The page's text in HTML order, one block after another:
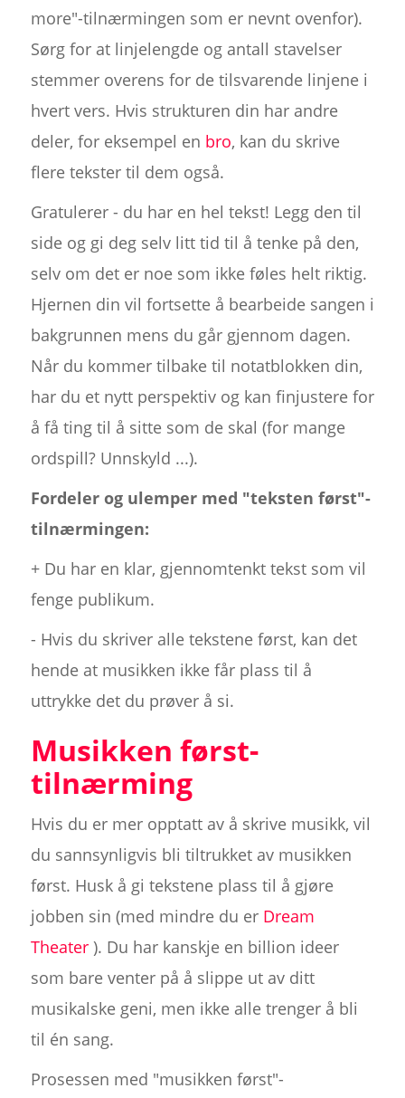
more"-tilnærmingen som er nevnt ovenfor).
Sørg for at linjelengde og antall stavelser
stemmer overens for de tilsvarende linjene i
hvert vers. Hvis strukturen din har andre
deler, for eksempel en bro, kan du skrive
flere tekster til dem også.
Gratulerer - du har en hel tekst! Legg den til
side og gi deg selv litt tid til å tenke på den,
selv om det er noe som ikke føles helt riktig.
Hjernen din vil fortsette å bearbeide sangen i
bakgrunnen mens du går gjennom dagen.
Når du kommer tilbake til notatblokken din,
har du et nytt perspektiv og kan finjustere for
å få ting til å sitte som de skal (for mange
ordspill? Unnskyld ...).
Fordeler og ulemper med "teksten først"-
tilnærmingen:
+ Du har en klar, gjennomtenkt tekst som vil
fenge publikum.
- Hvis du skriver alle tekstene først, kan det
hende at musikken ikke får plass til å
uttrykke det du prøver å si.
Musikken først-
tilnærming
Hvis du er mer opptatt av å skrive musikk, vil
du sannsynligvis bli tiltrukket av musikken
først. Husk å gi tekstene plass til å gjøre
jobben sin (med mindre du er Dream
Theater). Du har kanskje en billion ideer
som bare venter på å slippe ut av ditt
musikalske geni, men ikke alle trenger å bli
til én sang.
Prosessen med "musikken først"-